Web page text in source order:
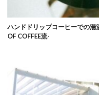
ハンドドリップコーヒーでの
OF COFFEE流-